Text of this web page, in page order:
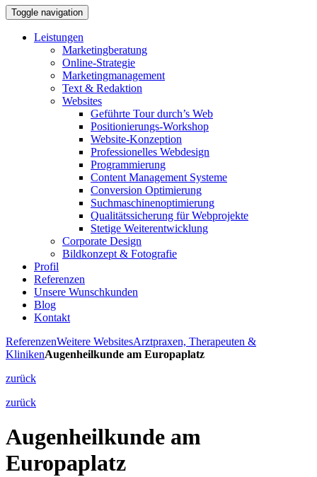
Toggle navigation
Leistungen
Marketingberatung
Online-Strategie
Marketingmanagement
Text & Redaktion
Websites
Geführte Tour durch’s Web
Positionierungs-Workshop
Website-Konzeption
Professionelles Webdesign
Programmierung
Content Management Systeme
Conversion Optimierung
Suchmaschinenoptimierung
Qualitätssicherung für Webprojekte
Stetige Weiterentwicklung
Corporate Design
Bildkonzept & Fotografie
Profil
Referenzen
Unsere Wunschkunden
Blog
Kontakt
ReferenzenWeitere WebsitesArztpraxen, Therapeuten &
KlinikenAugenheilkunde am Europaplatz
zurück
zurück
Augenheilkunde am
Europaplatz